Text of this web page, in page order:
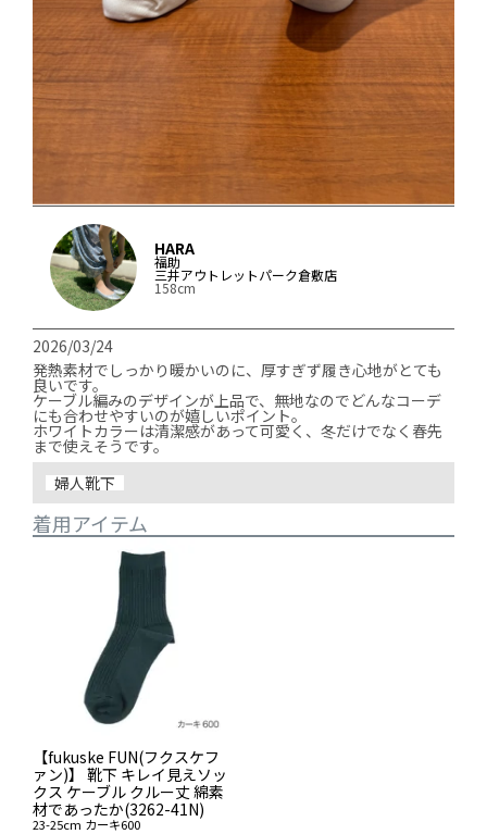
HARA
福助
三井アウトレットパーク倉敷店
158cm
2026/03/24
発熱素材でしっかり暖かいのに、厚すぎず履き心地がとても
良いです。
ケーブル編みのデザインが上品で、無地なのでどんなコーデ
にも合わせやすいのが嬉しいポイント。
ホワイトカラーは清潔感があって可愛く、冬だけでなく春先
まで使えそうです。
婦人靴下
着用アイテム
【fukuske FUN(フクスケフ
ァン)】 靴下 キレイ見えソッ
クス ケーブル クルー丈 綿素
材であったか(3262-41N)
23-25cm カーキ600